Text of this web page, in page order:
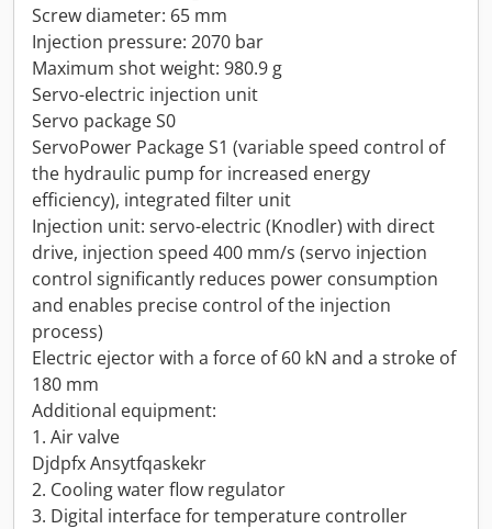
Screw diameter: 65 mm
Injection pressure: 2070 bar
Maximum shot weight: 980.9 g
Servo-electric injection unit
Servo package S0
ServoPower Package S1 (variable speed control of
the hydraulic pump for increased energy
efficiency), integrated filter unit
Injection unit: servo-electric (Knodler) with direct
drive, injection speed 400 mm/s (servo injection
control significantly reduces power consumption
and enables precise control of the injection
process)
Electric ejector with a force of 60 kN and a stroke of
180 mm
Additional equipment:
1. Air valve
Djdpfx Ansytfqaskekr
2. Cooling water flow regulator
3. Digital interface for temperature controller